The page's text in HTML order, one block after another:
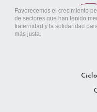
Favorecemos el crecimiento
de sectores que han tenido
fraternidad y la solidaridad
más justa.